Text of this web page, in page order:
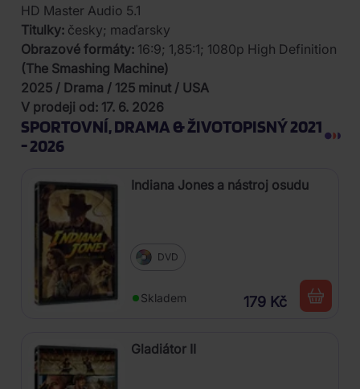
HD Master Audio 5.1
Titulky: česky; maďarsky
Obrazové formáty: 16:9; 1,85:1; 1080p High Definition
(The Smashing Machine)
2025 / Drama / 125 minut / USA
V prodeji od: 17. 6. 2026
SPORTOVNÍ, DRAMA & ŽIVOTOPISNÝ 2021
- 2026
Indiana Jones a nástroj osudu
DVD
Skladem 179 Kč
Gladiátor II